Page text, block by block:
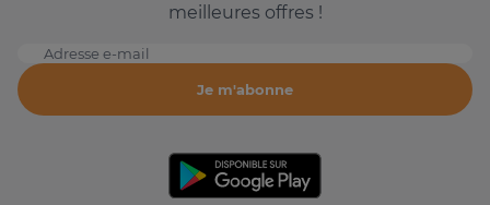
meilleures offres !
Adresse e-mail
Je m'abonne